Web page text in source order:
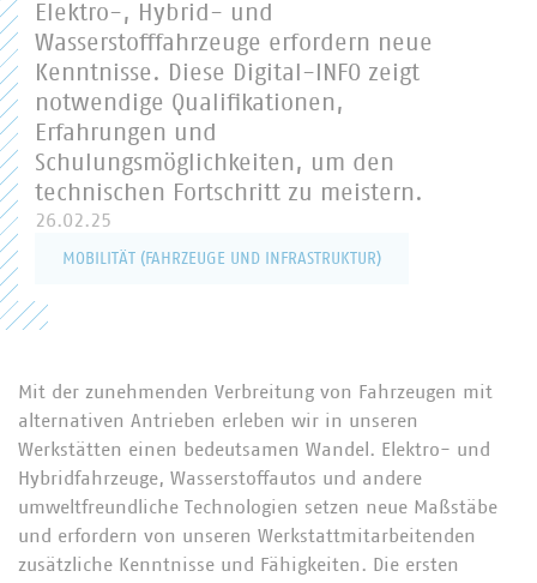
Elektro-, Hybrid- und
Wasserstofffahrzeuge erfordern neue
Kenntnisse. Diese Digital-INFO zeigt
notwendige Qualifikationen,
Erfahrungen und
Schulungsmöglichkeiten, um den
technischen Fortschritt zu meistern.
26.02.25
MOBILITÄT (FAHRZEUGE UND INFRASTRUKTUR)
Mit der zunehmenden Verbreitung von Fahrzeugen mit
alternativen Antrieben erleben wir in unseren
Werkstätten einen bedeutsamen Wandel. Elektro- und
Hybridfahrzeuge, Wasserstoffautos und andere
umweltfreundliche Technologien setzen neue Maßstäbe
und erfordern von unseren Werkstattmitarbeitenden
zusätzliche Kenntnisse und Fähigkeiten. Die ersten